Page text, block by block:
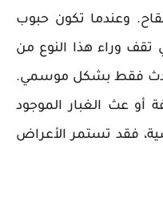
وعندما تكون حبوب
تقف وراء هذا النوع من
فقط بشكل موسمي.
أو عث الغبار الموجود
فقد تستمر الأعراض